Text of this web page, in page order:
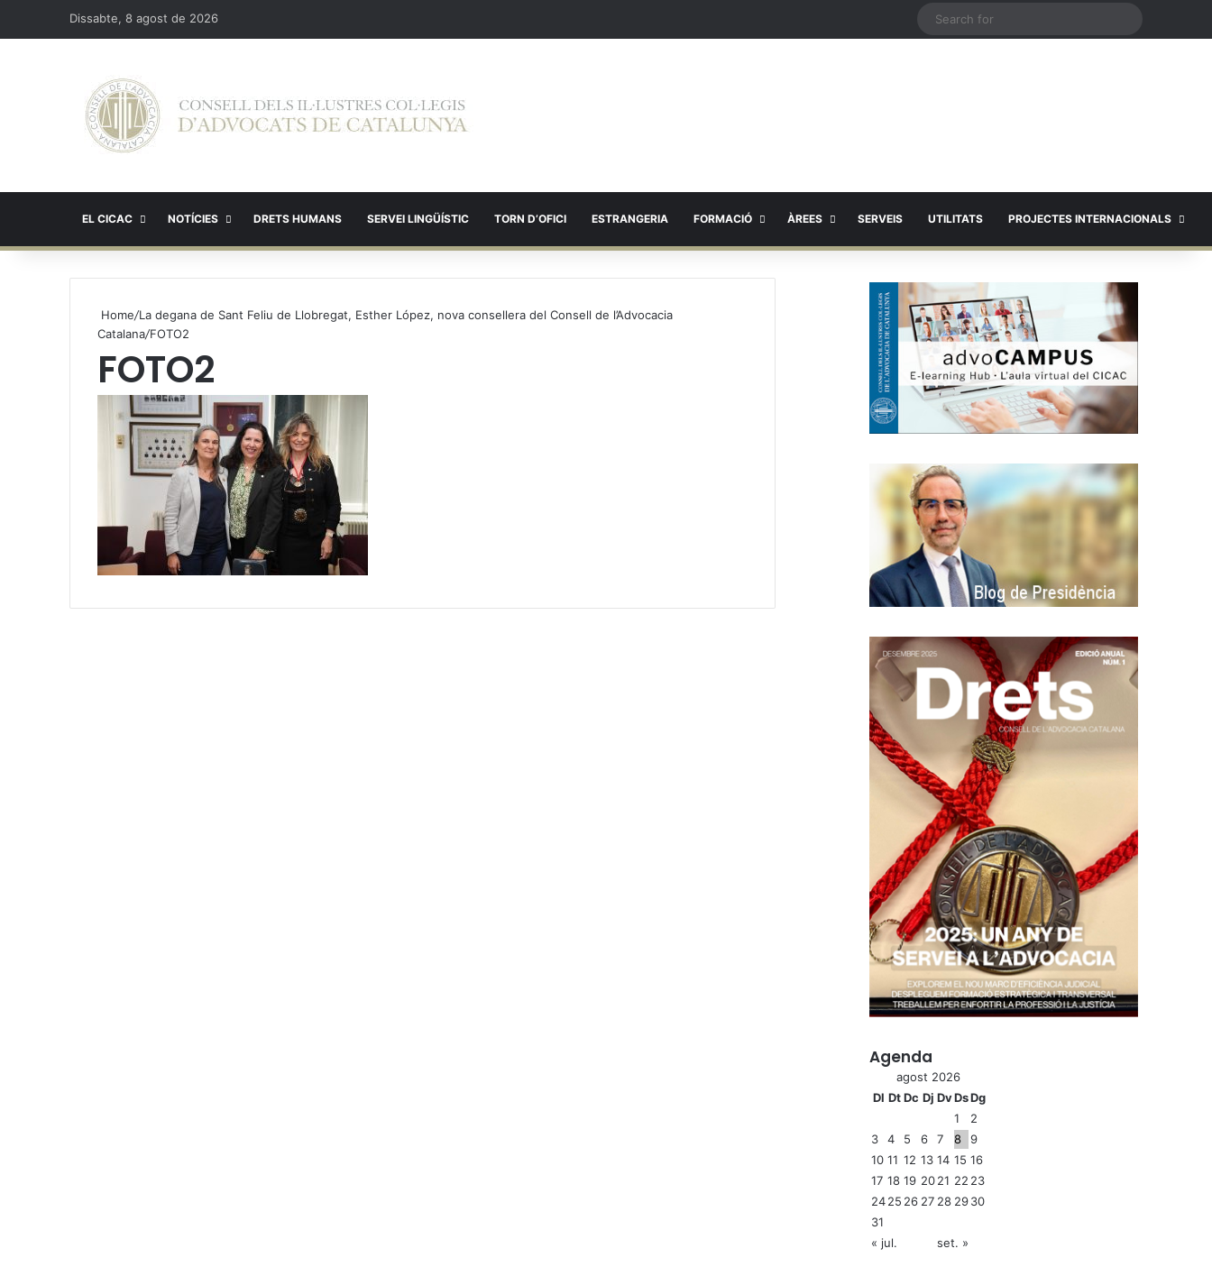
Dissabte, 8 agost de 2026
EL CICAC NOTÍCIES DRETS HUMANS SERVEI LINGÜÍSTIC TORN D’OFICI ESTRANGERIA FORMACIÓ ÀREES SERVEIS UTILITATS PROJECTES INTERNACIONALS
Home/La degana de Sant Feliu de Llobregat, Esther López, nova consellera del Consell de l’Advocacia
Catalana/FOTO2
FOTO2
Agenda
agost 2026
Dl Dt Dc Dj DvDsDg
1
2
3
4 5 6 7 8
9
10 11 12 13 14 15 16
17 18 19 2021 22 23
2425 26 27 28 2930
31
« jul.
set. »